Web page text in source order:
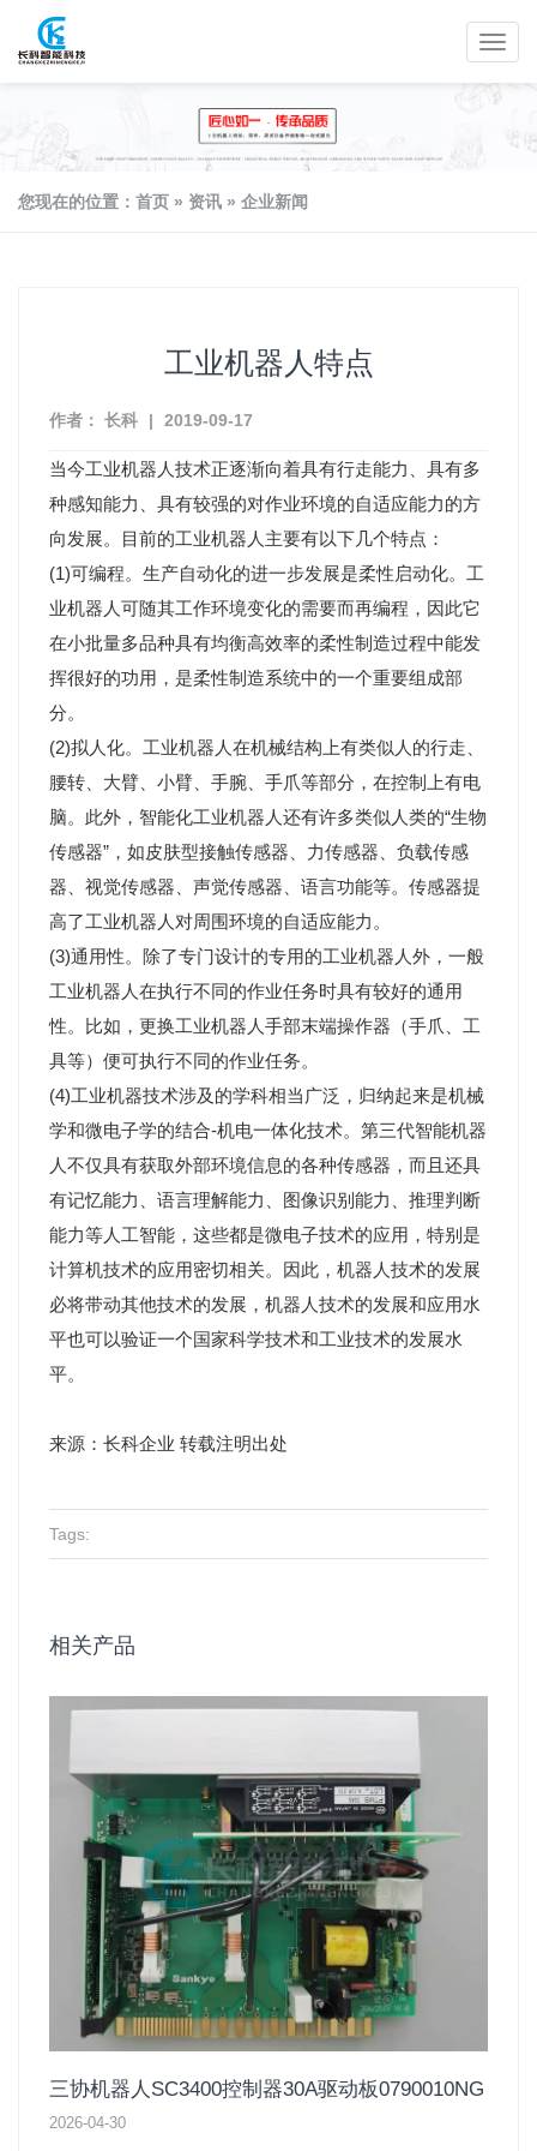
您现在的位置： 首页 » 资讯 » 企业新闻
工业机器人特点
作者： 长科 | 2019-09-17
当今工业机器人技术正逐渐向着具有行走能力、具有多
种感知能力、具有较强的对作业环境的自适应能力的方
向发展。目前的工业机器人主要有以下几个特点：
(1)可编程。生产自动化的进一步发展是柔性启动化。工
业机器人可随其工作环境变化的需要而再编程，因此它
在小批量多品种具有均衡高效率的柔性制造过程中能发
挥很好的功用，是柔性制造系统中的一个重要组成部
分。
(2)拟人化。工业机器人在机械结构上有类似人的行走、
腰转、大臂、小臂、手腕、手爪等部分，在控制上有电
脑。此外，智能化工业机器人还有许多类似人类的“生物
传感器”，如皮肤型接触传感器、力传感器、负载传感
器、视觉传感器、声觉传感器、语言功能等。传感器提
高了工业机器人对周围环境的自适应能力。
(3)通用性。除了专门设计的专用的工业机器人外，一般
工业机器人在执行不同的作业任务时具有较好的通用
性。比如，更换工业机器人手部末端操作器（手爪、工
具等）便可执行不同的作业任务。
(4)工业机器技术涉及的学科相当广泛，归纳起来是机械
学和微电子学的结合-机电一体化技术。第三代智能机器
人不仅具有获取外部环境信息的各种传感器，而且还具
有记忆能力、语言理解能力、图像识别能力、推理判断
能力等人工智能，这些都是微电子技术的应用，特别是
计算机技术的应用密切相关。因此，机器人技术的发展
必将带动其他技术的发展，机器人技术的发展和应用水
平也可以验证一个国家科学技术和工业技术的发展水
平。
来源：长科企业 转载注明出处
Tags:
相关产品
三协机器人SC3400控制器30A驱动板0790010NG
2026-04-30